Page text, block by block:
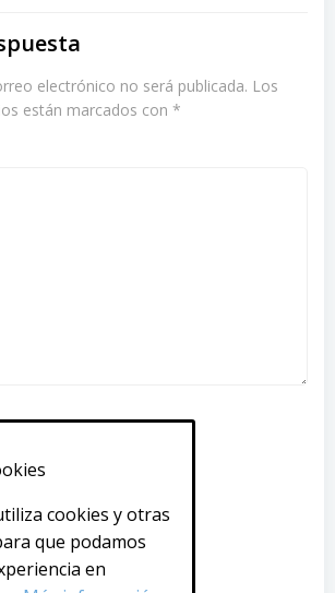
electrónico no será publicada. Los
están marcados con *
* cookies y otras
que podamos
en